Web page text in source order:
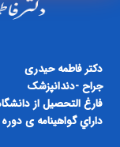
دكتر فاطمه حيدری
جراح -دندانپزشک
فارغ التحصيل از
داراي گواهينامه ی